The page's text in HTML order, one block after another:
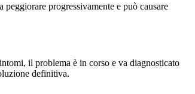
progressivamente e può causare
il problema è in corso e va diagnosticato
definitiva.